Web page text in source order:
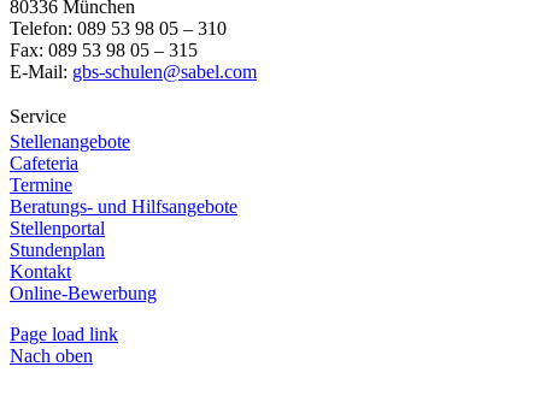
80336 München
Telefon: 089 53 98 05 – 310
Fax: 089 53 98 05 – 315
E-Mail: gbs-schulen@sabel.com
Service
Stellenangebote
Cafeteria
Termine
Beratungs- und Hilfsangebote
Stellenportal
Stundenplan
Kontakt
Online-Bewerbung
Page load link
Nach oben